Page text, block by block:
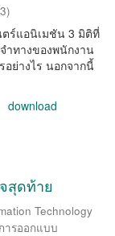
)
ร์แอนิเมชัน 3 มิติที่
ำทางของพนักงาน
ย่างไร นอกจากนี้
download
สุดท้าย
Technology
ารออกแบบ